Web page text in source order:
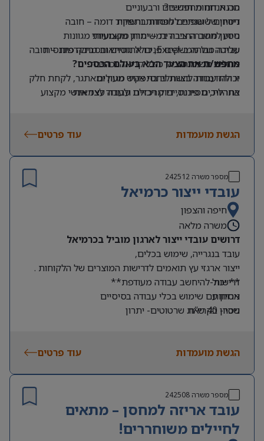
הכנת דוחות חודשיים ורבעוניים
דיווחים שוטפים למוסדות ורשויות
סיוע לחשב החברה במשימות מקצועיות מגוונות
עבודה מול ממשקים פנים ארגוניים ובסביבה פיננסית
מרובת משימות
מה אנחנו מחפשים?
ניסיון של שנתיים לפחות בתפקיד דומה – חובה
ניסיון מחברה ציבורית – יתרון משמעותי
שליטה גבוהה ב-Excel, כולל נוסחאות מתקדמות – חובה
אנגלית ברמה טובה, כולל קריאה וכתיבה
יכולת עבודה בצוות ויחסי אנוש מעולים
אחריות, מסירות, דיוק ויכולת עבודה עצמאית
מחפש/ת את הצעד הבא בעולם הכספים?
זו ההזדמנות להשתלב בתפקיד מגוון ומאתגר, לקחת חלק
בתהליכים פיננסיים מרכזיים ולעבוד לצד אנשי מקצוע
הגשת מועמדות עוד פרטים
מספר משרה 242512
עובדי ייצור כרמיאל
חיפה והצפון
משרה מלאה
דרושים עובדי ייצור לארגון מוביל בכרמיאל
עובד בנגרייה, שימוש בכלים,
ייצור ארגזי עץ תואמים לדרישות המוצרים של הלקוחות .
דרישות-
ניסיון עם שימוש בכלי עבודה בסיסיים
ניסיון בקריאת שרטוטים- יתרון
** יכול להיחשב עבודה מעודפת**
ארוחות
שכר- 40 ש”ח.
הגשת מועמדות
עוד פרטים
מספר משרה242508
עובד אריזה למחסן – מתאים
לחיילים משוחררים!